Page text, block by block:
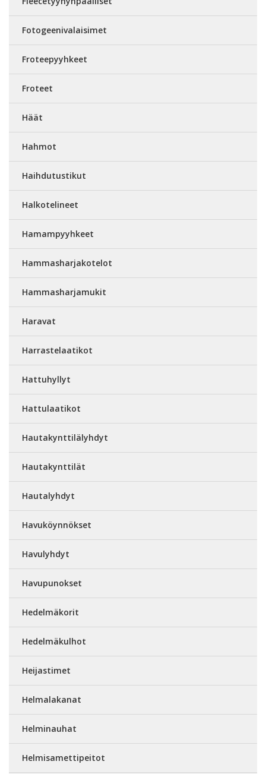
Fotogeenivalaisimet
Froteepyyhkeet
Froteet
Häät
Hahmot
Haihdutustikut
Halkotelineet
Hamampyyhkeet
Hammasharjakotelot
Hammasharjamukit
Haravat
Harrastelaatikot
Hattuhyllyt
Hattulaatikot
Hautakynttilälyhdyt
Hautakynttilät
Hautalyhdyt
Havuköynnökset
Havulyhdyt
Havupunokset
Hedelmäkorit
Hedelmäkulhot
Heijastimet
Helmalakanat
Helminauhat
Helmisamettipeitot